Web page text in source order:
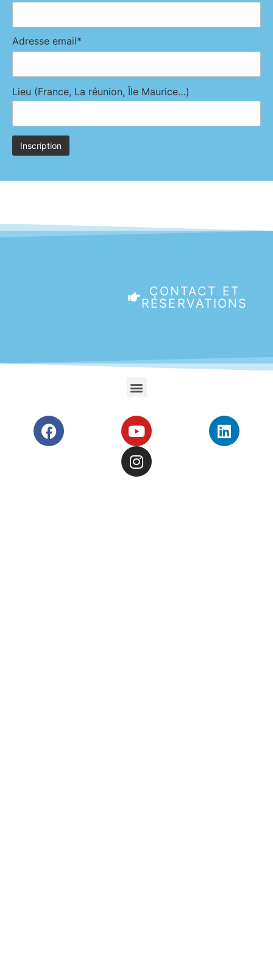
Adresse email*
Lieu (France, La réunion, Île Maurice…)
CONTACT ET
RÉSERVATIONS